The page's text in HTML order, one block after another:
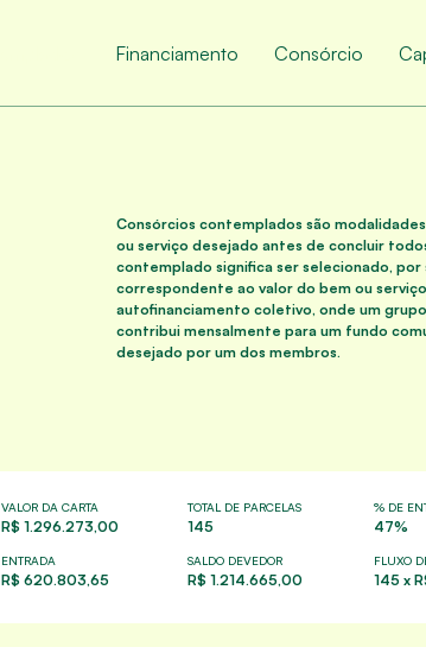
Financiamento Consórcio
Consórcios contemplados são
ou serviço desejado antes de concluir
contemplado significa ser selecionado,
correspondente ao valor do bem ou
autofinanciamento coletivo, onde um
contribui mensalmente para um fundo
desejado por um dos membros.
VALOR DA CARTA
R$ 1.296.273,00
ENTRADA
R$ 620.803,65
TOTAL DE PARCELAS
145
SALDO DEVEDOR
R$ 1.214.665,00
% DE
47%
FLUXO
145 x